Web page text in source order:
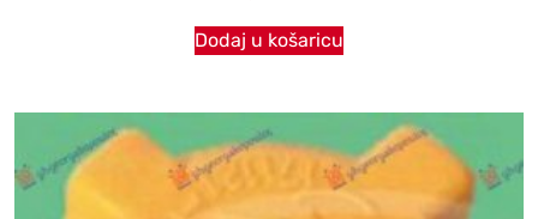
Dodaj u košaricu